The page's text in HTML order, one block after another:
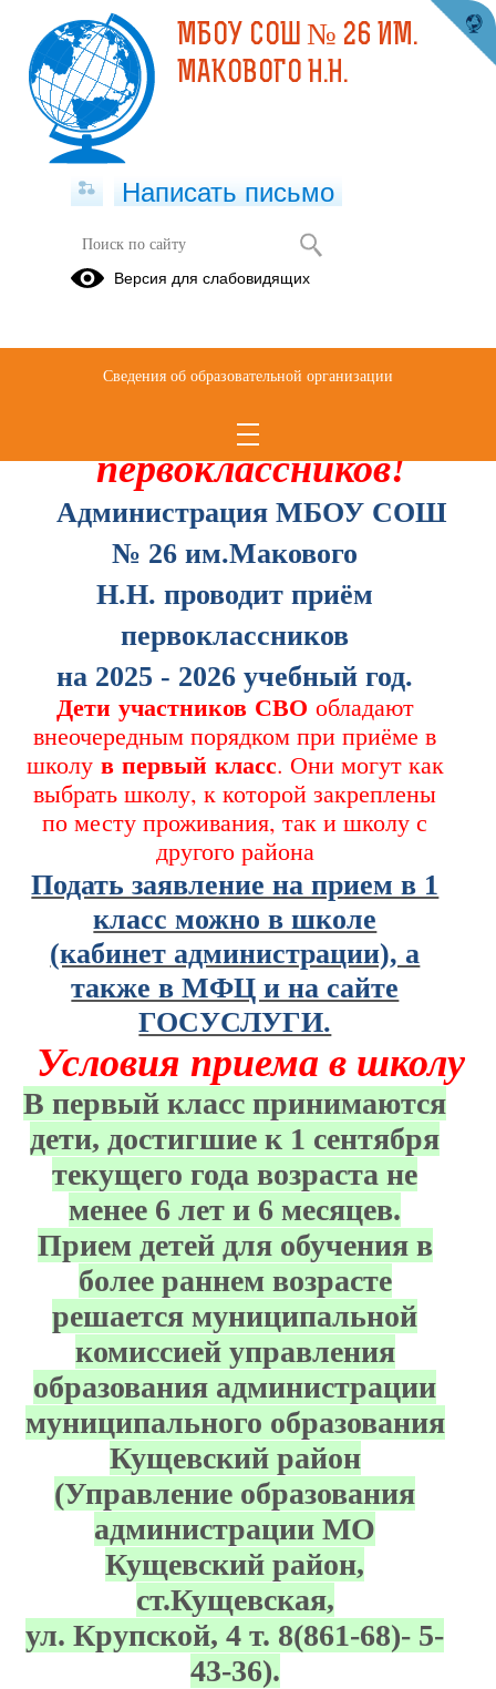
Прием в школу
будущих
первоклассников!
Администрация МБОУ СОШ
№ 26 им.Макового
Н.Н. проводит приём
первоклассников
на 2025 - 2026 учебный год.
Дети участников СВО обладают
внеочередным порядком при приёме в
школу в первый класс. Они могут как
выбрать школу, к которой закреплены
по месту проживания, так и школу с
другого района
Подать заявление на прием в 1
класс можно в школе
(кабинет администрации), а
также в МФЦ и на сайте
ГОСУСЛУГИ.
Условия приема в школу
В первый класс принимаются
дети, достигшие к 1 сентября
текущего года возраста не
менее 6 лет и 6 месяцев.
Прием детей для обучения в
более раннем возрасте
решается муниципальной
комиссией управления
образования администрации
муниципального образования
Кущевский район
(Управление образования
администрации МО
Кущевский район,
ст.Кущевская,
ул. Крупской, 4 т. 8(861-68)- 5-
43-36).
МБОУ СОШ № 26 ИМ.
МАКОВОГО Н.Н.
Написать письмо
Версия для слабовидящих
Сведения об образовательной организации